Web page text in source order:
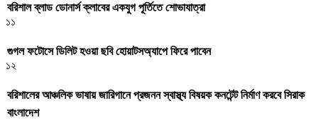
বরিশাল ব্লাড ডোনার্স ক্লাবের একযুগ পূর্তিতে শোভাযাত্রা
১১
গুগল ফটোসে ডিলিট হওয়া ছবি হোয়াটসঅ্যাপে ফিরে পাবেন
১২
বরিশালের আঞ্চলিক ভাষায় জারিগানে প্রজনন স্বাস্থ্য বিষয়ক কনটেন্ট নির্মাণ করবে সিরাক
বাংলাদেশ